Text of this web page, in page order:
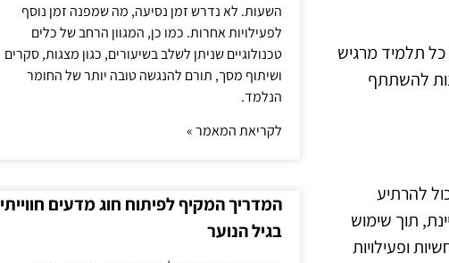
כל תלמיד מרגיש
להשתתף
להרתיע
תוך שימוש
ופעילויות
השעות. לא נדרש זמן נסיעה, מה שמפנה זמן נוסף
לפעילויות אחרות. כמו כן, המגוון הרחב של כלים
טכנולוגיים שניתן לשלב בשיעורים, כגון מצגות, סקרים
ושיתוף מסך, תורם להנגשה טובה יותר של החומר
הנלמד.
לקריאת המאמר »
המדריך המקיף לפיתוח חוג מדעים חווייתי
בגיל הנוער